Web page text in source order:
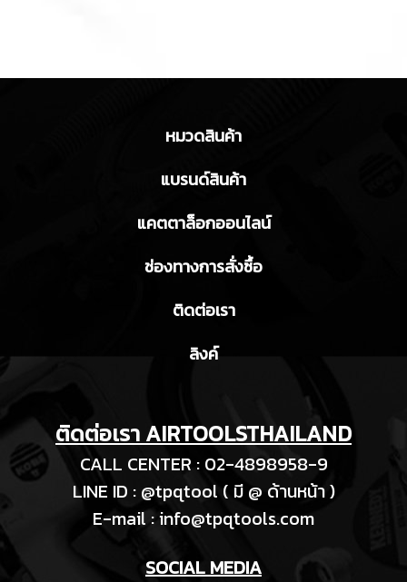
หมวดสินค้า
แบรนด์สินค้า
แคตตาล็อกออนไลน์
ช่องทางการสั่งซื้อ
ติดต่อเรา
ลิงค์
ติดต่อเรา AIRTOOLSTHAILAND
CALL CENTER : 02-4898958-9
LINE ID : @tpqtool ( มี @ ด้านหน้า )
E-mail :info@tpqtools.com
SOCIAL MEDIA